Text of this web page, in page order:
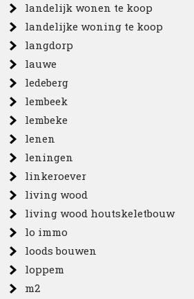
landelijk wonen te koop
landelijke woning te koop
langdorp
lauwe
ledeberg
lembeek
lembeke
lenen
leningen
linkeroever
living wood
living wood houtskeletbouw
lo immo
loods bouwen
loppem
m2